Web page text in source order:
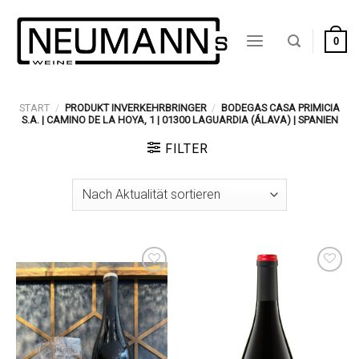
Inhalt
springen
0
START / PRODUKT INVERKEHRBRINGER / BODEGAS CASA PRIMICIA
S.A. | CAMINO DE LA HOYA, 1 | 01300 LAGUARDIA (ÁLAVA) | SPANIEN
FILTER
Auf die
Wunschliste